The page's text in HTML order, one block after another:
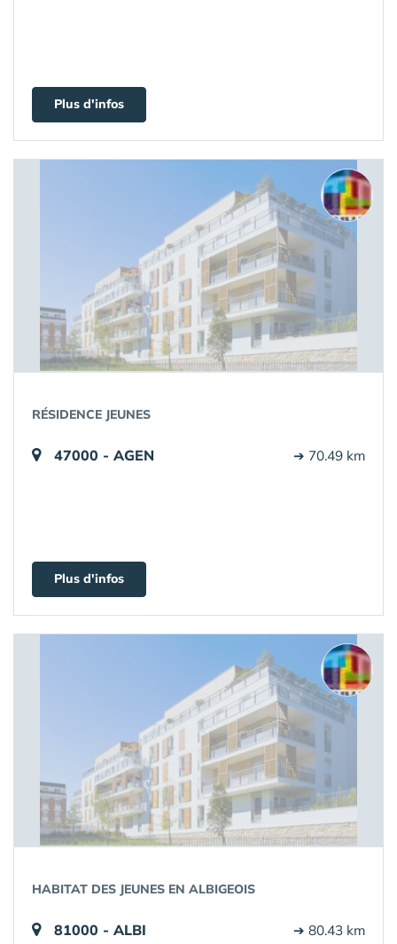
Plus d'infos
RÉSIDENCE JEUNES
47000 - AGEN ➔ 70.49 km
Plus d'infos
HABITAT DES JEUNES EN ALBIGEOIS
81000 - ALBI ➔ 80.43 km